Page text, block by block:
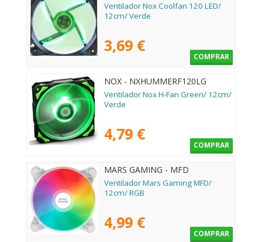
Ventilador Nox Coolfan 120 LED/
12cm/ Verde
3,69 €
COMPRAR
NOX - NXHUMMERF120LG
Ventilador Nox H-Fan Green/ 12cm/
Verde
4,79 €
COMPRAR
MARS GAMING - MFD
Ventilador Mars Gaming MFD/
12cm/ RGB
4,99 €
COMPRAR